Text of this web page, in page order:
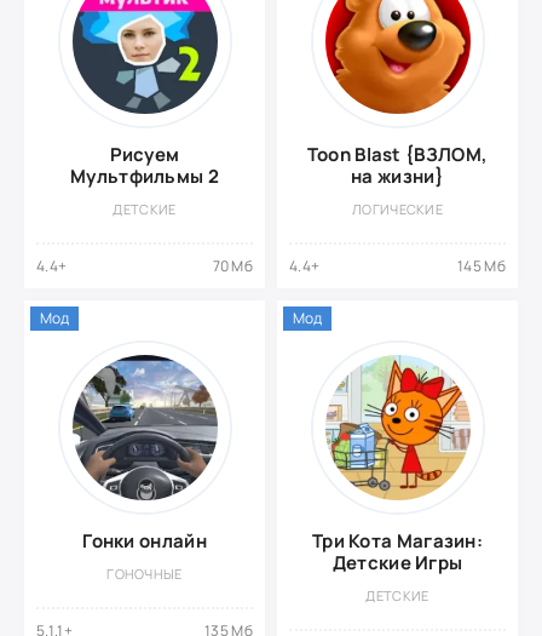
Рисуем
Мультфильмы 2
ДЕТСКИЕ
4.4+ 70 Мб
Toon Blast {ВЗЛОМ,
на жизни}
ЛОГИЧЕСКИЕ
4.4+ 145 Мб
Гонки онлайн
ГОНОЧНЫЕ
5.1.1+ 135 Мб
Мод
Три Кота Магазин:
Детские Игры
ДЕТСКИЕ
Мод